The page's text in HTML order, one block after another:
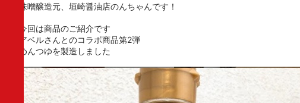
味噌醸造元、垣崎醤油店のんちゃんです！
今回は商品のご紹介です
アベルさんとのコラボ商品第2弾
めんつゆを製造しました